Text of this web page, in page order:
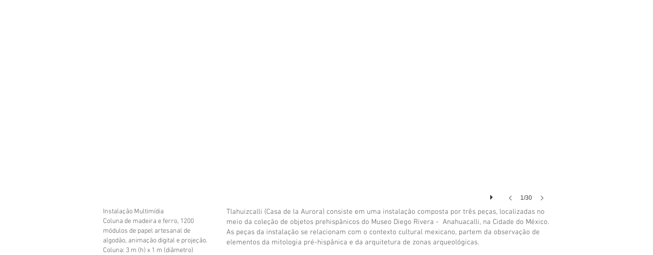
Tlahuizcalli (Casa de la Aurora) consiste em uma instalação composta por três peças, localizadas no
meio da coleção de objetos prehispânicos do Museo Diego Rivera - Anahuacalli, na Cidade do México.
As peças da instalação se relacionam com o contexto cultural mexicano, partem da observação de
elementos da mitologia pré-hispânica e da arquitetura de zonas arqueológicas.
Instalação Multimídia
Coluna de madeira e ferro, 1200
módulos de papel artesanal de
algodão, animação digital e projeção.
Coluna: 3 m (h) x 1 m (diâmetro)
1/30